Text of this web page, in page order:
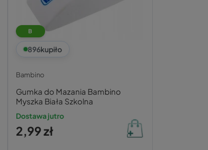
B
896kupiło
Bambino
Gumka do Mazania Bambino
Myszka Biała Szkolna
Dostawa jutro
2,99 zł